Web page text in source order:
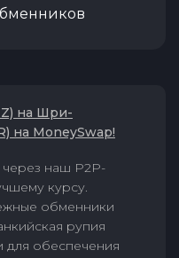
на Шри-
на MoneySwap!
наш P2P-
курсу.
обменники
рупия
для обеспечения